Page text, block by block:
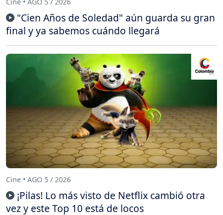
Cine • AGO 5 / 2026
"Cien Años de Soledad" aún guarda su gran
final y ya sabemos cuándo llegará
Cine • AGO 5 / 2026
¡Pilas! Lo más visto de Netflix cambió otra
vez y este Top 10 está de locos